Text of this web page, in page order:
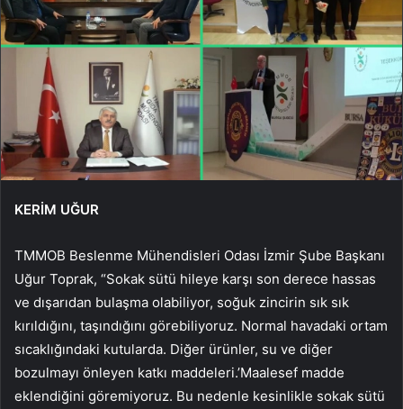
KERİM UĞUR
TMMOB Beslenme Mühendisleri Odası İzmir Şube Başkanı
Uğur Toprak, “Sokak sütü hileye karşı son derece hassas
ve dışarıdan bulaşma olabiliyor, soğuk zincirin sık sık
kırıldığını, taşındığını görebiliyoruz. Normal havadaki ortam
sıcaklığındaki kutularda. Diğer ürünler, su ve diğer
bozulmayı önleyen katkı maddeleri.’Maalesef madde
eklendiğini göremiyoruz. Bu nedenle kesinlikle sokak sütü